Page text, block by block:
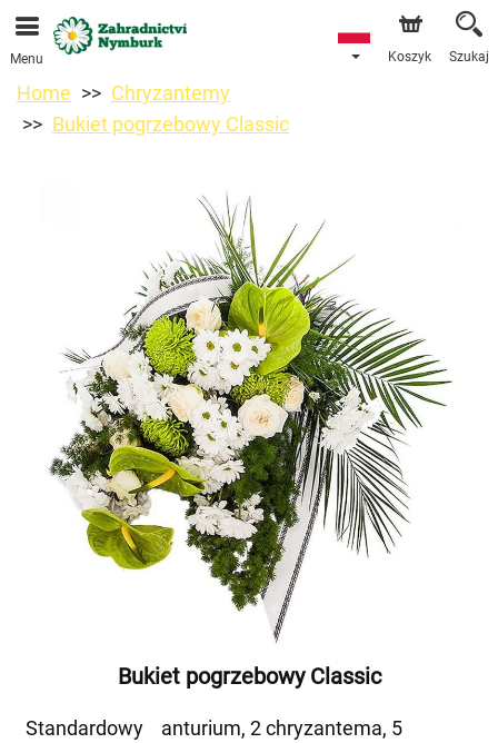
Przyjmujemy zamówienia za pośrednictwem naszego
sklepu internetowego. Najbliższy możliwy termin dostawy
to 11.08.2026 z powodu urlopu.
Menu Koszyk Szukaj
Home
Chryzantemy
Bukiet pogrzebowy Classic
Bukiet pogrzebowy Classic
Standardowy
anturium, 2 chryzantema, 5